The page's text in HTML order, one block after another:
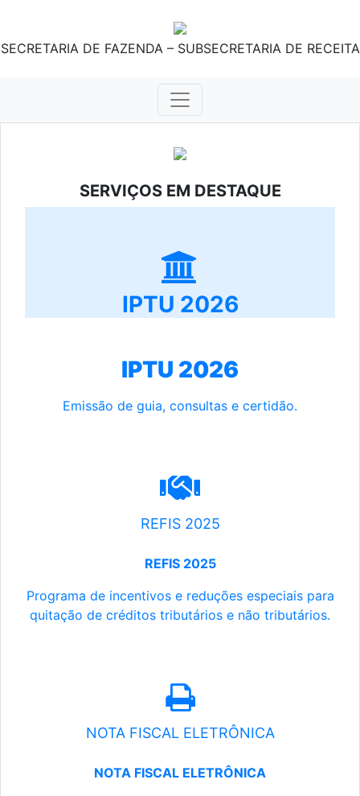
SECRETARIA DE FAZENDA – SUBSECRETARIA DE RECEITA
SERVIÇOS EM DESTAQUE
IPTU 2026
IPTU 2026
Emissão de guia, consultas e certidão.
REFIS 2025
REFIS 2025
Programa de incentivos e reduções especiais para
quitação de créditos tributários e não tributários.
NOTA FISCAL ELETRÔNICA
NOTA FISCAL ELETRÔNICA